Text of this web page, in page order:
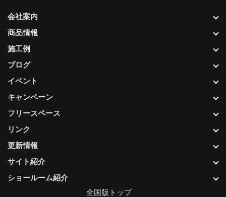
更新情報
サイト紹介
ショールーム紹介
会社案内
商品情報
施工例
ブログ
イベント
キャンペーン
フリースペース
リンク
全国版トップ